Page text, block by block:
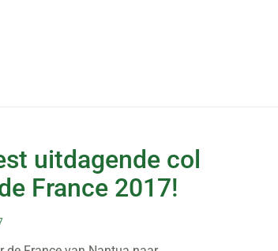
uitdagende col
France 2017!